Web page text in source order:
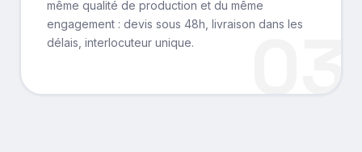
03
même qualité de production et du même
engagement : devis sous 48h, livraison dans les
délais, interlocuteur unique.